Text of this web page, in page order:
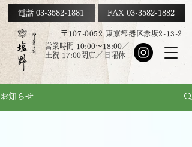
電話 03-3582-1881 FAX 03-3582-1882
〒107-0052 東京都港区赤坂2-13-2
営業時間 10:00～18:00／
土祝 17:00閉店／ 日曜休
お知らせ